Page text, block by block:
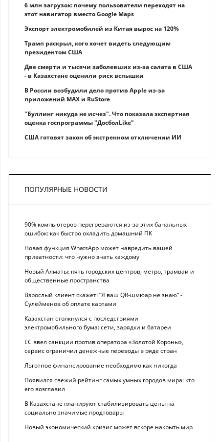
6 млн загрузок: почему пользователи переходят на
этот навигатор вместо Google Maps
Экспорт электромобилей из Китая вырос на 120%
Трамп раскрыл, кого хочет видеть следующим
президентом США
Две смерти и тысячи заболевших из-за салата в США
- в Казахстане оценили риск вспышки
В России возбудили дело против Apple из-за
приложений MAX и RuStore
"Буллинг никуда не исчез". Что показала экспертная
оценка госпрограммы "ДосболLike"
США готовят закон об экстренном отключении ИИ
ПОПУЛЯРНЫЕ НОВОСТИ
90% компьютеров перегреваются из-за этих банальных
ошибок: как быстро охладить домашний ПК
Новая функция WhatsApp может навредить вашей
приватности: что нужно знать каждому
Новый Алматы: пять городских центров, метро, трамваи и
общественные пространства
Взрослый клиент скажет: “Я ваш QR-шмюар не знаю“ -
Сулейменов об оплате картами
Казахстан столкнулся с последствиями
электромобильного бума: сети, зарядки и батареи
ЕС ввел санкции против оператора «Золотой Короны»,
сервис ограничил денежные переводы в ряде стран
Льготное финансирование необходимо как никогда
Появился свежий рейтинг самых умных городов мира: кто
его возглавил
В Казахстане планируют стабилизировать цены на
социально значимые продтовары
Новый экономический кризис может вскоре накрыть мир